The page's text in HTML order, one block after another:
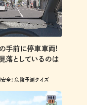
手前に停車車両!
落としているのは
全! 危険予測クイズ